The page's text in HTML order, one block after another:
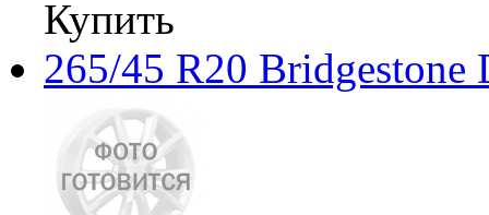
Купить
265/45 R20 Bridgestone